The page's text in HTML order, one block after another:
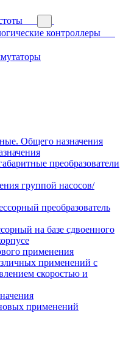
контроллеры
Общего назначения
преобразователи
группой насосов/
преобразователь
на базе сдвоенного
применения
применений с
скоростью и
применений